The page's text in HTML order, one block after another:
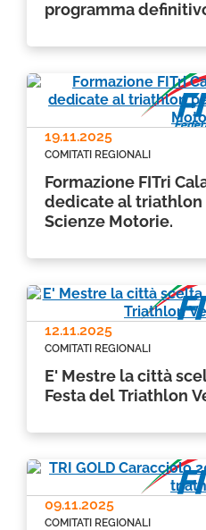
programma
19.11.2025
COMITATI REGIONALI
Formazione FITri
dedicate al triathlon
Scienze Motorie.
12.11.2025
COMITATI REGIONALI
E' Mestre la città
Festa del Triathlon
09.11.2025
COMITATI REGIONALI